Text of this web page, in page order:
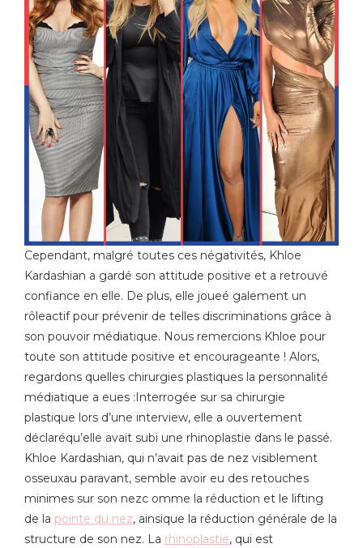
Cependant, malgré toutes ces négativités, Khloe
Kardashian a gardé son attitude positive et a retrouvé
confiance en elle. De plus, elle joueé galement un
rôleactif pour prévenir de telles discriminations grâce à
son pouvoir médiatique. Nous remercions Khloe pour
toute son attitude positive et encourageante ! Alors,
regardons quelles chirurgies plastiques la personnalité
médiatique a eues :Interrogée sur sa chirurgie
plastique lors d’une interview, elle a ouvertement
déclaréqu’elle avait subi une rhinoplastie dans le passé.
Khloe Kardashian, qui n’avait pas de nez visiblement
osseuxau paravant, semble avoir eu des retouches
minimes sur son nezc omme la réduction et le lifting
de la pointe du nez, ainsique la réduction générale de la
structure de son nez. La rhinoplastie, qui est